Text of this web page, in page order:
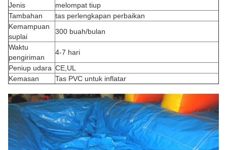
Jenis
melompat tiup
Tambahan
tas perlengkapan perbaikan
Kemampuan
suplai
300 buah/bulan
Waktu
pengiriman
4-7 hari
Peniup udara CE,UL
Kemasan
Tas PVC untuk inflatar